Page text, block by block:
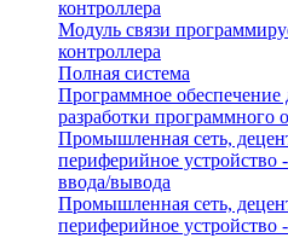
контроллера
Модуль связи
контроллера
Полная система
Программное
разработки программного
Промышленная сеть,
периферийное устройство
ввода/вывода
Промышленная сеть,
периферийное устройство